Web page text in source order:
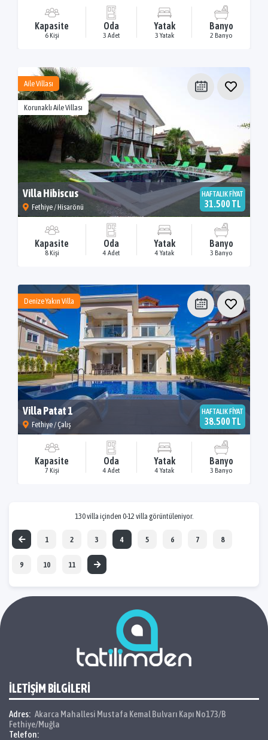
Kapasite
6 Kişi
Oda
3 Adet
Yatak
3 Yatak
Banyo
2 Banyo
Aile Villası
Korunaklı Aile Villası
Villa Hibiscus
Fethiye / Hisarönü
HAFTALIK FİYAT
31.500 TL
Kapasite
8 Kişi
Oda
4 Adet
Yatak
4 Yatak
Banyo
3 Banyo
Denize Yakın Villa
Villa Patat 1
Fethiye / Çalış
HAFTALIK FİYAT
38.500 TL
Kapasite
7 Kişi
Oda
4 Adet
Yatak
4 Yatak
Banyo
3 Banyo
130 villa içinden 0-12 villa görüntüleniyor.
1 2 3 4 5 6 7 8
9 10 11
İLETİŞİM BİLGİLERİ
Adres: Akarca Mahallesi Mustafa Kemal Bulvarı Kapı No173/B
Fethiye/Muğla
Telefon: